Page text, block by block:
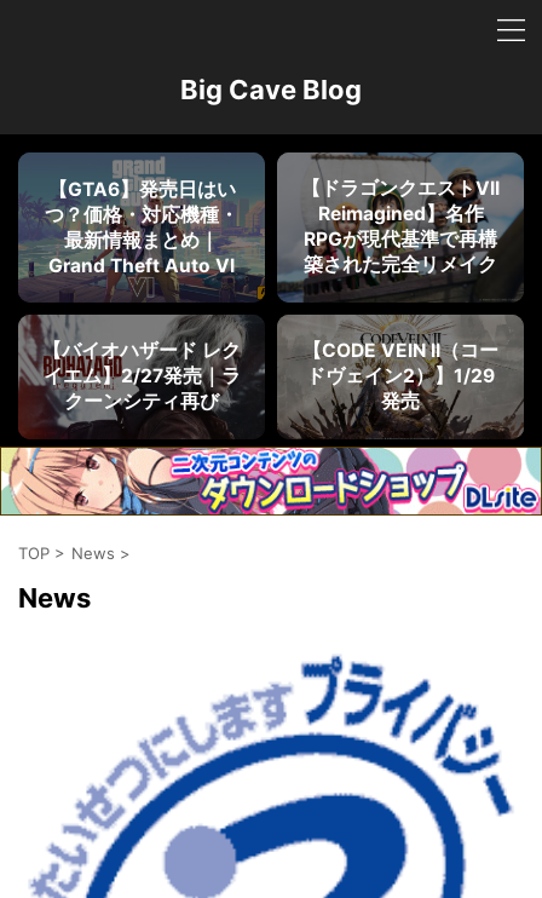
Big Cave Blog
【GTA6】発売日はい
つ？価格・対応機種・
最新情報まとめ｜
Grand Theft Auto VI
【ドラゴンクエストVII
Reimagined】名作
RPGが現代基準で再構
築された完全リメイク
【バイオハザード レク
イエム】2/27発売｜ラ
クーンシティ再び
【CODE VEIN II（コー
ドヴェイン2）】1/29
発売
TOP > News >
News